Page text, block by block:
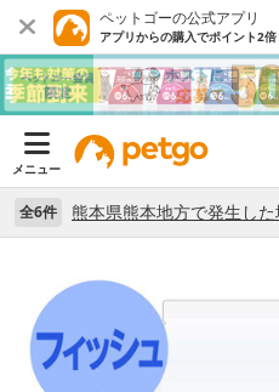
ペットゴーの公式アプリ
アプリからの購入でポイント2倍
メニュー
全6件